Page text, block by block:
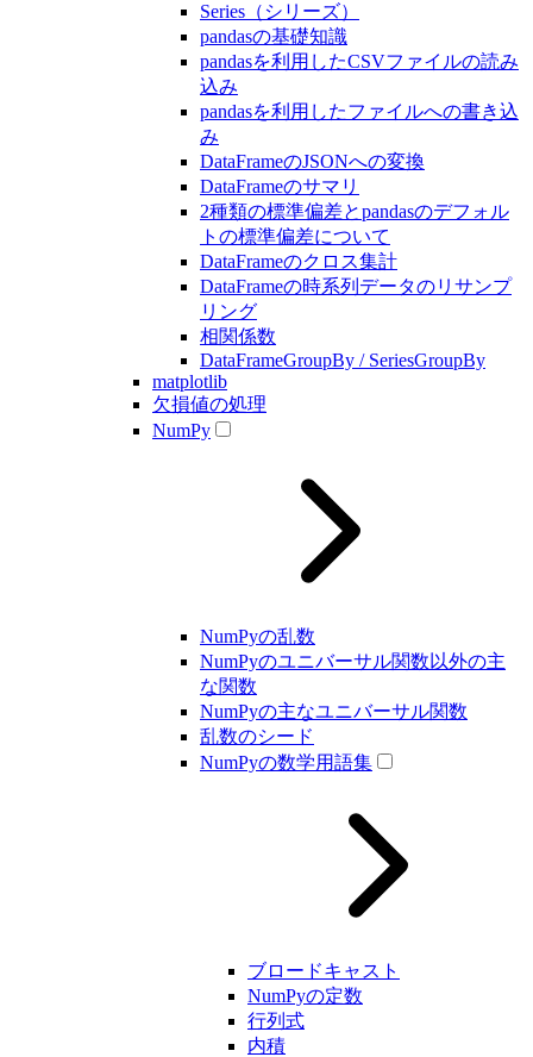
Series（シリーズ）
pandasの基礎知識
pandasを利用したCSVファイルの読み
込み
pandasを利用したファイルへの書き込
み
DataFrameのJSONへの変換
DataFrameのサマリ
2種類の標準偏差とpandasのデフォル
トの標準偏差について
DataFrameのクロス集計
DataFrameの時系列データのリサンプ
リング
相関係数
DataFrameGroupBy / SeriesGroupBy
matplotlib
欠損値の処理
NumPy
NumPyの乱数
NumPyのユニバーサル関数以外の主
な関数
NumPyの主なユニバーサル関数
乱数のシード
NumPyの数学用語集
ブロードキャスト
NumPyの定数
行列式
内積